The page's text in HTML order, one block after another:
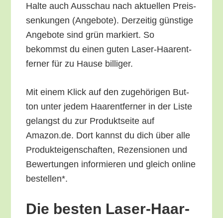
Hal­te auch Aus­schau nach aktu­el­len Preis­
sen­kun­gen (Ange­bo­te). Der­zei­tig güns­ti­ge
Ange­bo­te sind grün mar­kiert. So
bekommst du einen guten Laser-Haar­ent­
fer­ner für zu Hau­se billiger.
Mit einem Klick auf den zuge­hö­ri­gen But­
ton unter jedem Haar­ent­fer­ner in der Lis­te
gelangst du zur Pro­dukt­sei­te auf
Amazon.de. Dort kannst du dich über alle
Pro­duk­tei­gen­schaf­ten, Rezen­sio­nen und
Bewer­tun­gen infor­mie­ren und gleich online
bestellen*.
Die bes­ten Laser-Haar­